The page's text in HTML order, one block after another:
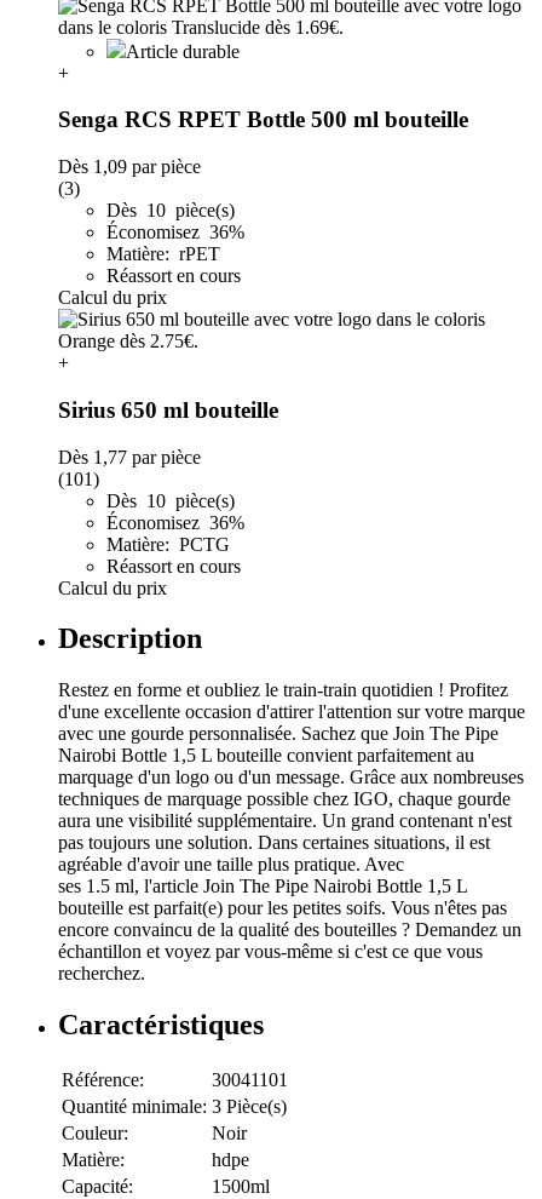
Article durable
+
Senga RCS RPET Bottle 500 ml bouteille
Dès 1,09 par pièce
(3)
Dès 10 pièce(s)
Économisez 36%
Matière: rPET
Réassort en cours
Calcul du prix
+
Sirius 650 ml bouteille
Dès 1,77 par pièce
(101)
Dès 10 pièce(s)
Économisez 36%
Matière: PCTG
Réassort en cours
Calcul du prix
Description
Restez en forme et oubliez le train-train quotidien ! Profitez
d'une excellente occasion d'attirer l'attention sur votre marque
avec une gourde personnalisée. Sachez que Join The Pipe
Nairobi Bottle 1,5 L bouteille convient parfaitement au
marquage d'un logo ou d'un message. Grâce aux nombreuses
techniques de marquage possible chez IGO, chaque gourde
aura une visibilité supplémentaire. Un grand contenant n'est
pas toujours une solution. Dans certaines situations, il est
agréable d'avoir une taille plus pratique. Avec
ses 1.5 ml, l'article Join The Pipe Nairobi Bottle 1,5 L
bouteille est parfait(e) pour les petites soifs. Vous n'êtes pas
encore convaincu de la qualité des bouteilles ? Demandez un
échantillon et voyez par vous-même si c'est ce que vous
recherchez.
Caractéristiques
Référence:
30041101
Quantité minimale: 3 Pièce(s)
Couleur:
Noir
Matière:
hdpe
Capacité:
1500ml